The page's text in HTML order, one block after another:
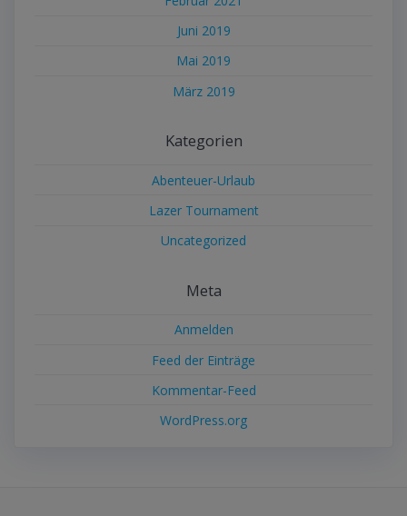
Juni 2019
Mai 2019
März 2019
Kategorien
Abenteuer-Urlaub
Lazer Tournament
Uncategorized
Meta
Anmelden
Feed der Einträge
Kommentar-Feed
WordPress.org